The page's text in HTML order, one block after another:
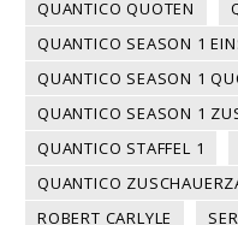
QUANTICO QUOTEN
QUANTICO SEASON 1
QUANTICO SEASON 1
QUANTICO SEASON 1
QUANTICO STAFFEL 1
QUANTICO
ROBERT CARLYLE